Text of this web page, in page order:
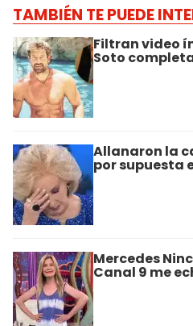
TAMBIÉN TE PUEDE
Filtran video
Soto
Allanaron la
por supuesta
Mercedes
Canal 9 me